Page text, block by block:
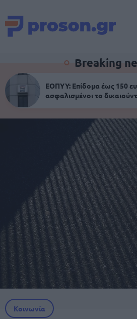
Breaking
ΕΟΠΥΥ: Επίδομα έως 150
ασφαλισμένοι το
Κοινωνία